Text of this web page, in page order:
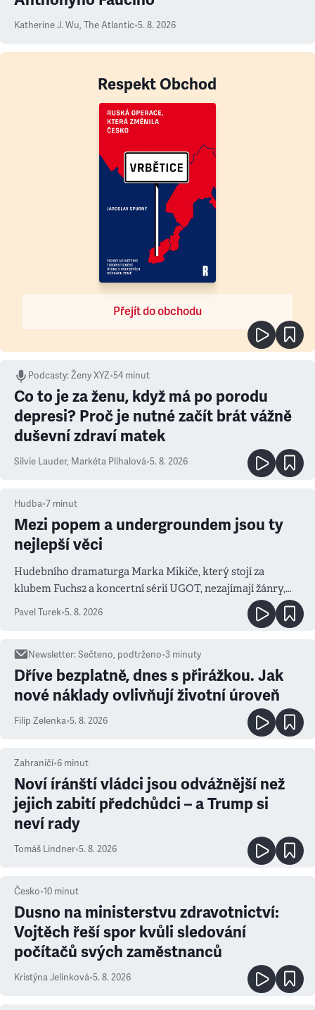
Katherine J. Wu, The Atlantic•5. 8. 2026
Respekt Obchod
Přejít do obchodu
Podcasty:Ženy XYZ•54 minut
Co to je za ženu, když má po porodu
depresi? Proč je nutné začít brát vážně
duševní zdraví matek
Silvie Lauder, Markéta Plíhalová•5. 8. 2026
Hudba•7 minut
Mezi popem a undergroundem jsou ty
nejlepší věci
Hudebního dramaturga Marka Mikiče, který stojí za
klubem Fuchs2 a koncertní sérií UGOT, nezajímají žánry,
ale atmosféra
Pavel Turek•5. 8. 2026
Newsletter:Sečteno, podtrženo•3 minuty
Dříve bezplatně, dnes s přirážkou. Jak
nové náklady ovlivňují životní úroveň
Filip Zelenka•5. 8. 2026
Zahraničí•6 minut
Noví íránští vládci jsou odvážnější než
jejich zabití předchůdci – a Trump si
neví rady
Tomáš Lindner•5. 8. 2026
Česko•10 minut
Dusno na ministerstvu zdravotnictví:
Vojtěch řeší spor kvůli sledování
počítačů svých zaměstnanců
Kristýna Jelínková•5. 8. 2026